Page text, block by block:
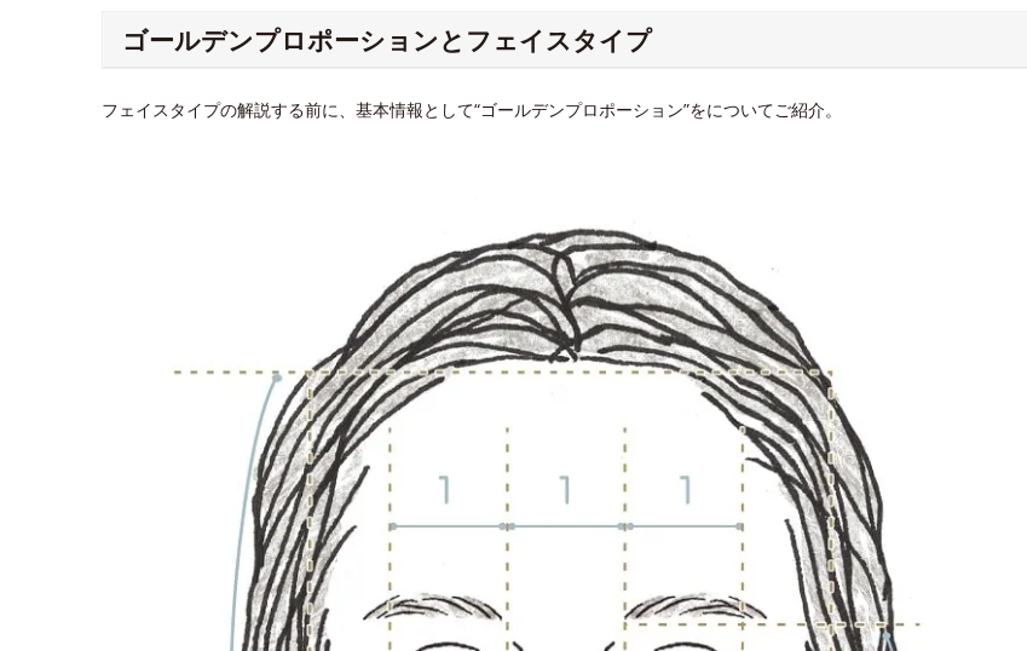
ゴールデンプロポーションとフェイスタイプ
フェイスタイプの解説する前に、基本情報として“ゴールデンプロポーション”をについてご紹介。